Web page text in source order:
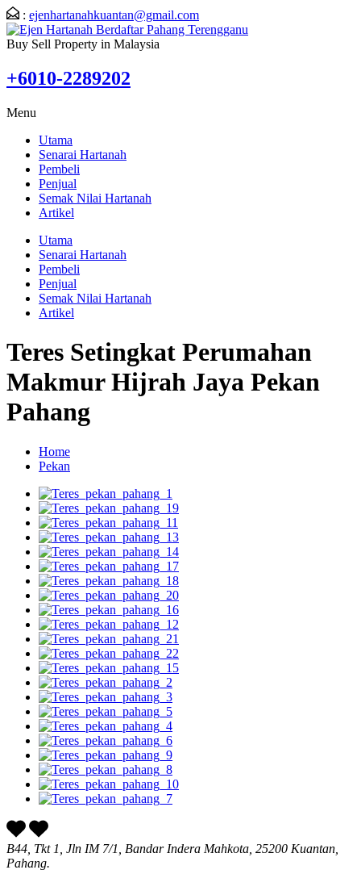
: ejenhartanahkuantan@gmail.com
Buy Sell Property in Malaysia
+6010-2289202
Menu
Utama
Senarai Hartanah
Pembeli
Penjual
Semak Nilai Hartanah
Artikel
Utama
Senarai Hartanah
Pembeli
Penjual
Semak Nilai Hartanah
Artikel
Teres Setingkat Perumahan
Makmur Hijrah Jaya Pekan
Pahang
Home
Pekan
B44, Tkt 1, Jln IM 7/1, Bandar Indera Mahkota, 25200 Kuantan,
Pahang.